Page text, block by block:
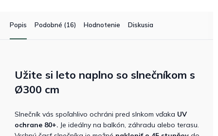
Popis Podobné (16) Hodnotenie Diskusia
Užite si leto naplno so slnečníkom s
Ø300 cm
Slnečník vás spoľahlivo ochráni pred slnkom vďaka UV
ochrane 80+. Je ideálny na balkón, záhradu alebo terasu.